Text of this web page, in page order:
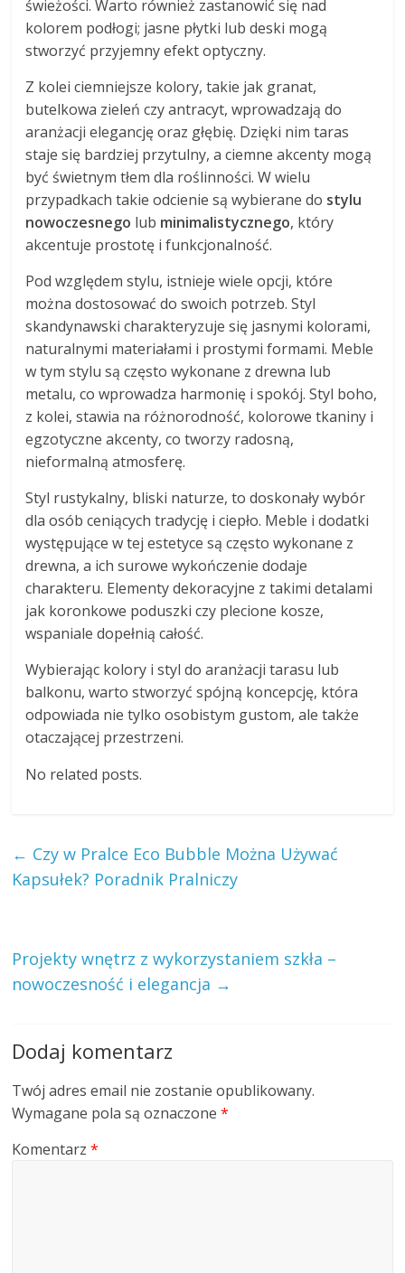
świeżości. Warto również zastanowić się nad
kolorem podłogi; jasne płytki lub deski mogą
stworzyć przyjemny efekt optyczny.
Z kolei ciemniejsze kolory, takie jak granat,
butelkowa zieleń czy antracyt, wprowadzają do
aranżacji elegancję oraz głębię. Dzięki nim taras
staje się bardziej przytulny, a ciemne akcenty mogą
być świetnym tłem dla roślinności. W wielu
przypadkach takie odcienie są wybierane do stylu
nowoczesnego lub minimalistycznego, który
akcentuje prostotę i funkcjonalność.
Pod względem stylu, istnieje wiele opcji, które
można dostosować do swoich potrzeb. Styl
skandynawski charakteryzuje się jasnymi kolorami,
naturalnymi materiałami i prostymi formami. Meble
w tym stylu są często wykonane z drewna lub
metalu, co wprowadza harmonię i spokój. Styl boho,
z kolei, stawia na różnorodność, kolorowe tkaniny i
egzotyczne akcenty, co tworzy radosną,
nieformalną atmosferę.
Styl rustykalny, bliski naturze, to doskonały wybór
dla osób ceniących tradycję i ciepło. Meble i dodatki
występujące w tej estetyce są często wykonane z
drewna, a ich surowe wykończenie dodaje
charakteru. Elementy dekoracyjne z takimi detalami
jak koronkowe poduszki czy plecione kosze,
wspaniale dopełnią całość.
Wybierając kolory i styl do aranżacji tarasu lub
balkonu, warto stworzyć spójną koncepcję, która
odpowiada nie tylko osobistym gustom, ale także
otaczającej przestrzeni.
No related posts.
← Czy w Pralce Eco Bubble Można Używać
Kapsułek? Poradnik Pralniczy
Projekty wnętrz z wykorzystaniem szkła –
nowoczesność i elegancja →
Dodaj komentarz
Twój adres email nie zostanie opublikowany.
Wymagane pola są oznaczone*
Komentarz*